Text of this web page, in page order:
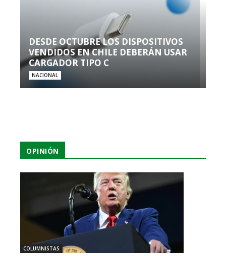
DESDE OCTUBRE LOS DISPOSITIVOS
VENDIDOS EN CHILE DEBERÁN USAR
CARGADOR TIPO C
NACIONAL
OPINIÓN
COLUMNISTAS